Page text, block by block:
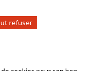
refuser